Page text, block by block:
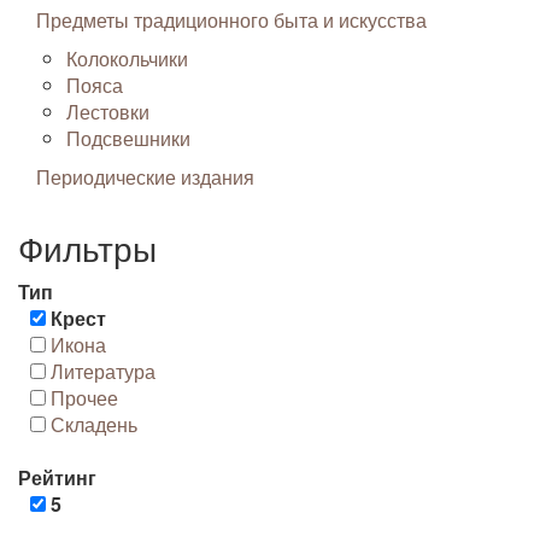
Предметы традиционного быта и искусства
Колокольчики
Пояса
Лестовки
Подсвешники
Периодические издания
Фильтры
Тип
Крест
Икона
Литература
Прочее
Складень
Рейтинг
5